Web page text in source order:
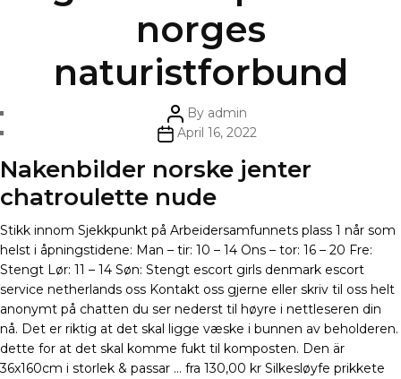
norges
naturistforbund
Post
author
By admin
PostApril 16, 2022
Nakenbilder norske jenter
chatroulette nude
Stikk innom Sjekkpunkt på Arbeidersamfunnets plass 1 når som
helst i åpningstidene: Man – tir: 10 – 14 Ons – tor: 16 – 20 Fre:
Stengt Lør: 11 – 14 Søn: Stengt escort girls denmark escort
service netherlands oss Kontakt oss gjerne eller skriv til oss helt
anonymt på chatten du ser nederst til høyre i nettleseren din
nå. Det er riktig at det skal ligge væske i bunnen av beholderen.
dette for at det skal komme fukt til komposten. Den är
36x160cm i storlek & passar … fra 130,00 kr Silkesløyfe prikkete